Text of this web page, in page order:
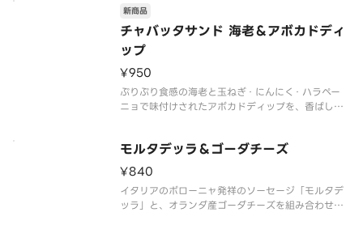
リコッタがベストマッチです。セミドライトマトの
酸味がアクセントになり、シンプ
チャバッタサンド 海老＆アボカドディ
ップ
新商品
¥950
ぷりぷり食感の海老と玉ねぎ・にんにく・ハラペー
ニョで味付けされたアボカドディップを、香ばしい
スライスをのせて、爽やかな香りと酸味をプラスし
モルタデッラ＆ゴーダチーズ
¥840
イタリアのボローニャ発祥のソーセージ「モルタデ
ッラ」と、オランダ産ゴーダチーズを組み合わせま